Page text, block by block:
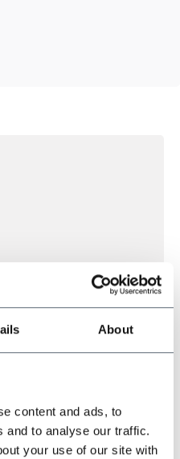
About
content and ads, to
and to analyse our traffic.
your use of our site with
at Webwinkel-keurmerk